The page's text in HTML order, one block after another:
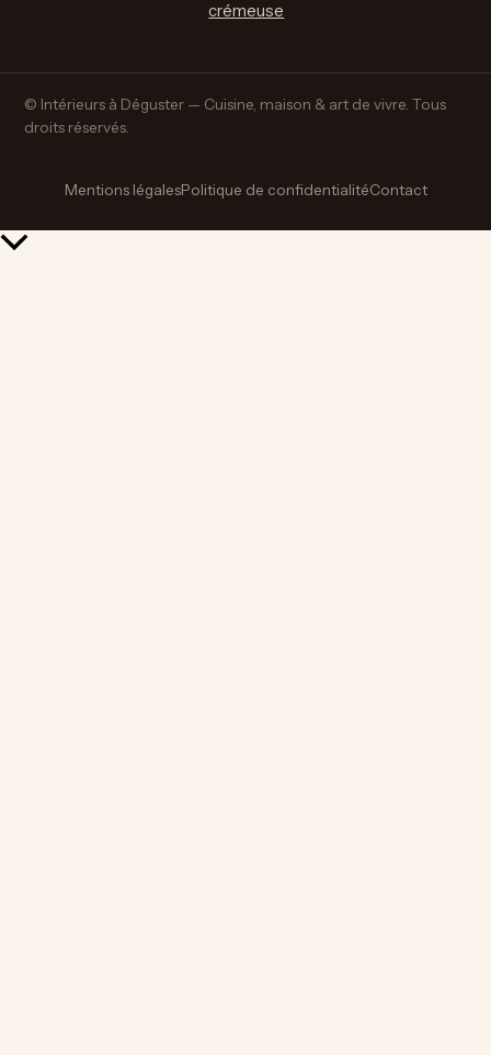
crémeuse
© Intérieurs à Déguster — Cuisine, maison & art de vivre. Tous
droits réservés.
Mentions légalesPolitique de confidentialitéContact